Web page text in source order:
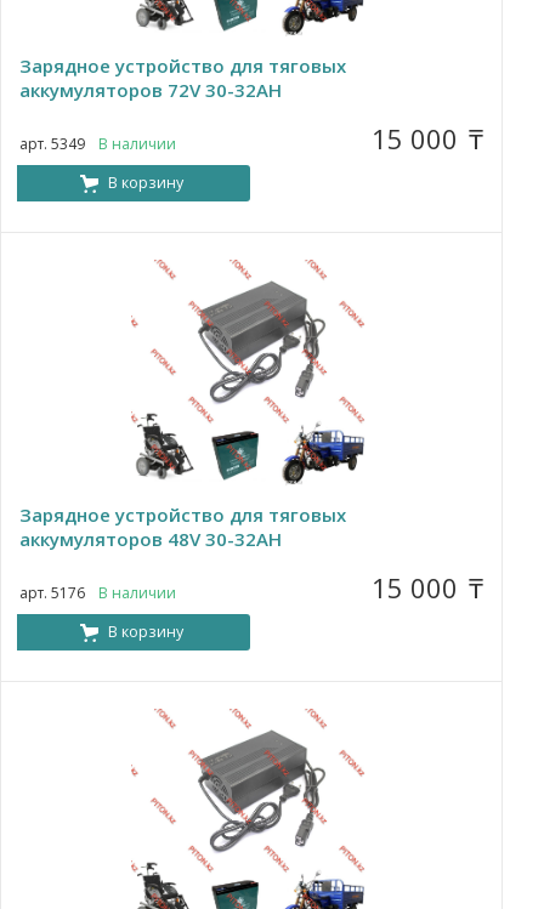
Зарядное устройство для тяговых
аккумуляторов 72V 30-32AH
арт. 5349 В наличии 15 000 ₸
В корзину
Зарядное устройство для тяговых
аккумуляторов 48V 30-32AH
арт. 5176 В наличии 15 000 ₸
В корзину